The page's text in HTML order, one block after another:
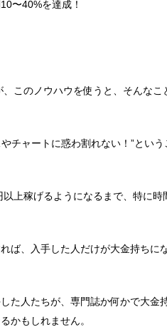
〜40%を達成！
このノウハウを使うと、そんなこ
チャートに惑わ割れない！”とい
上稼げるようになるまで、特に時
ば、入手した人だけが大金持ちに
た人たちが、専門誌か何かで大金
かもしれません。